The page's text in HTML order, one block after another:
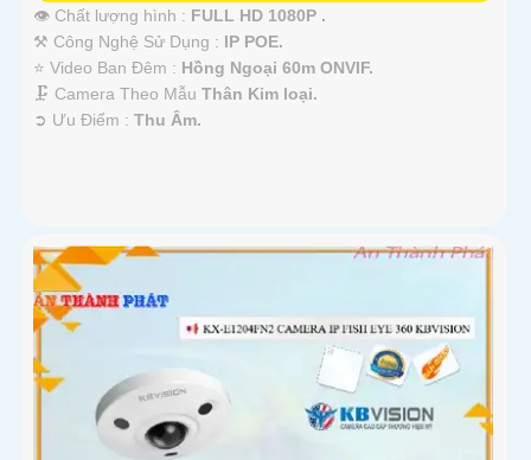
👁 Chất lượng hình : FULL HD 1080P .
⚒ Công Nghệ Sử Dụng : IP POE.
⭐ Video Ban Đêm : Hồng Ngoại 60m ONVIF.
🗜️ Camera Theo Mẫu Thân Kim loại.
️➲ Ưu Điểm : Thu Âm.